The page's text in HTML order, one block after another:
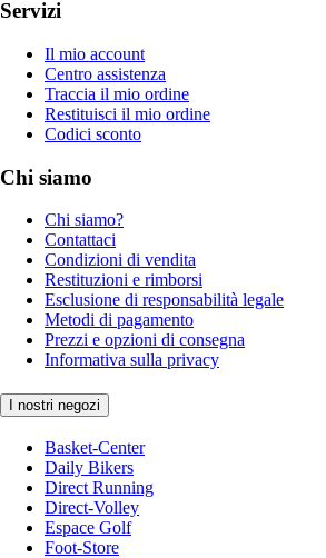
Servizi
Il mio account
Centro assistenza
Traccia il mio ordine
Restituisci il mio ordine
Codici sconto
Chi siamo
Chi siamo?
Contattaci
Condizioni di vendita
Restituzioni e rimborsi
Esclusione di responsabilità legale
Metodi di pagamento
Prezzi e opzioni di consegna
Informativa sulla privacy
I nostri negozi
Basket-Center
Daily Bikers
Direct Running
Direct-Volley
Espace Golf
Foot-Store